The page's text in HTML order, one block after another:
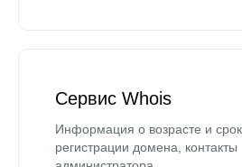
Сервис Whois
Информация о возрасте и
регистрации домена, контакты